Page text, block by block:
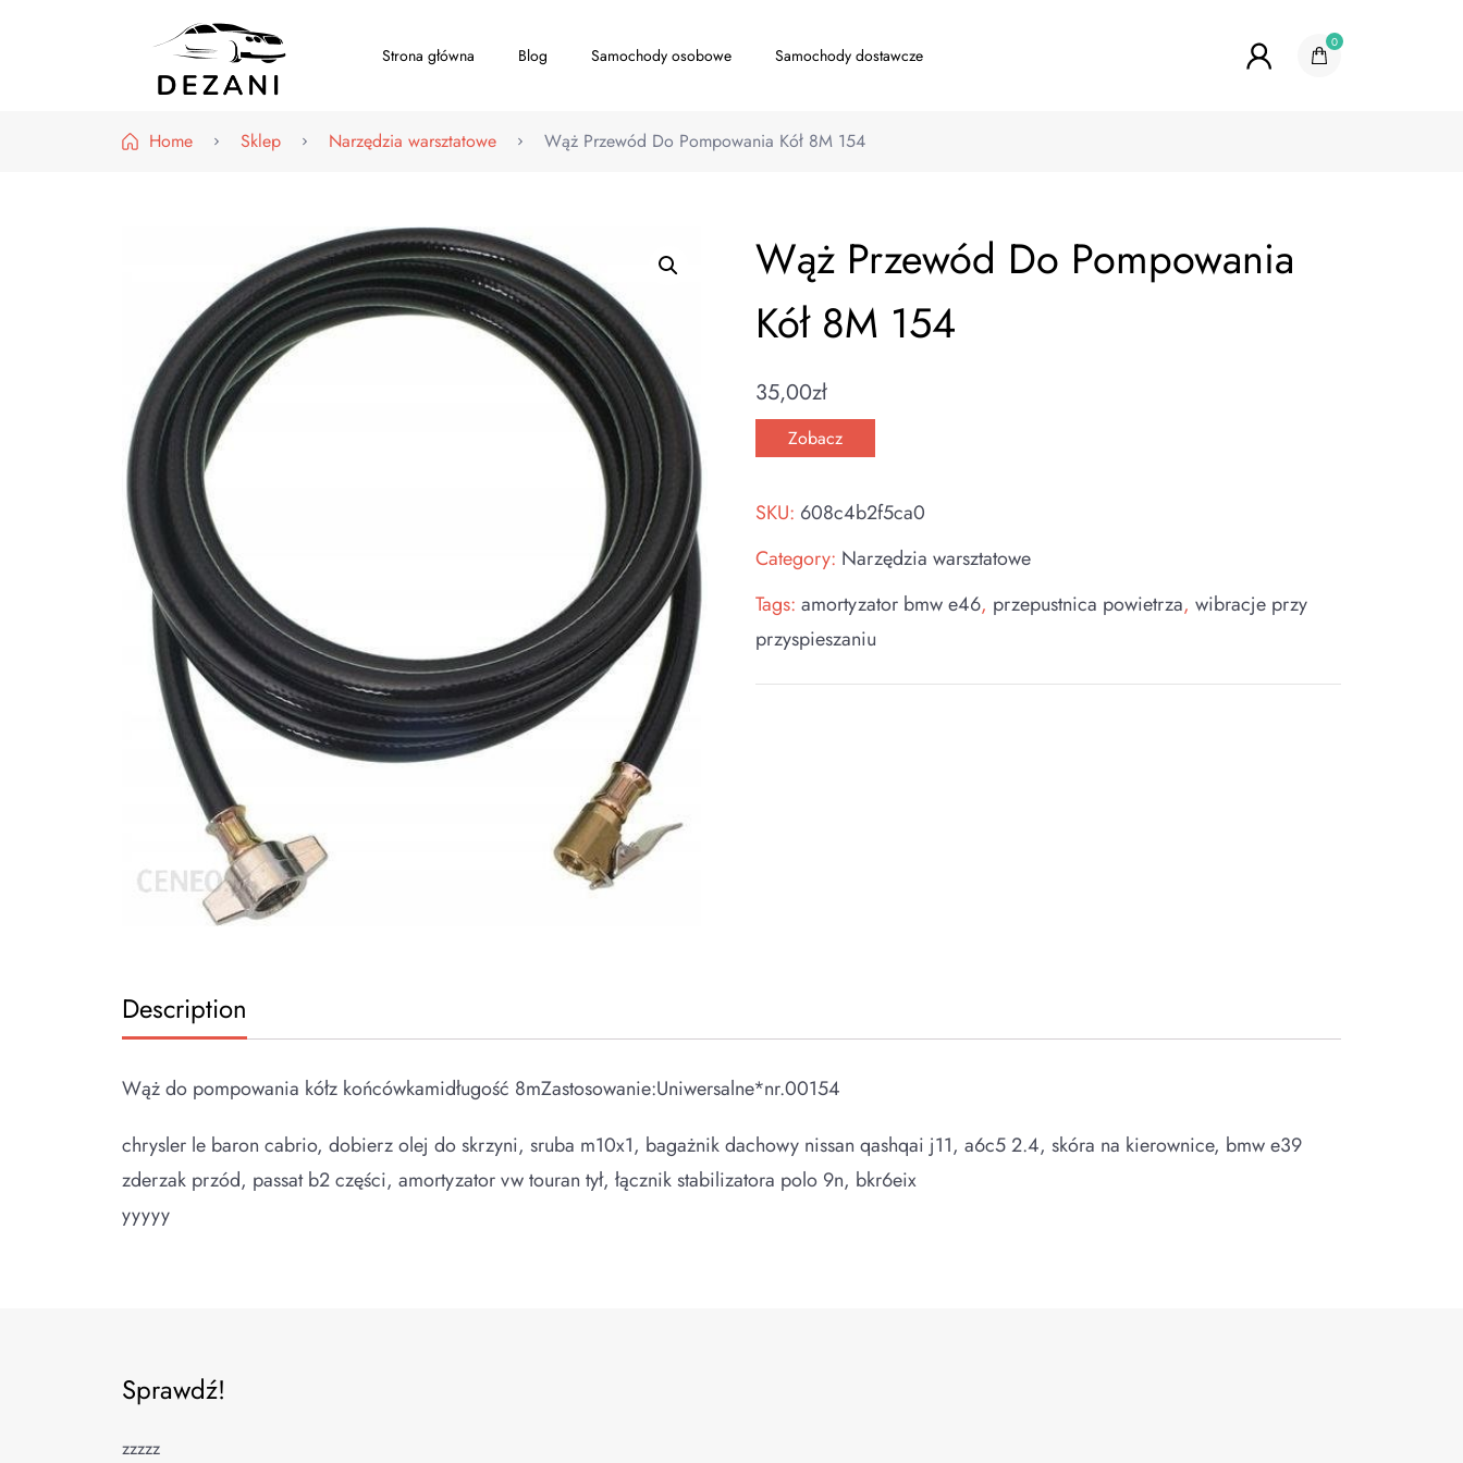
Strona główna Blog Samochody osobowe Samochody dostawcze
0
Home Sklep Narzędzia warsztatowe Wąż Przewód Do Pompowania Kół 8M 154
Wąż Przewód Do Pompowania
Kół 8M 154
35,00zł
Zobacz
SKU: 608c4b2f5ca0
Category: Narzędzia warsztatowe
Tags:amortyzator bmw e46, przepustnica powietrza,wibracje przy
przyspieszaniu
Description
Wąż do pompowania kółz końcówkamidługość 8mZastosowanie:Uniwersalne*nr.00154
chrysler le baron cabrio, dobierz olej do skrzyni, sruba m10x1, bagażnik dachowy nissan qashqai j11, a6c5 2.4, skóra na kierownice, bmw e39
zderzak przód, passat b2 części, amortyzator vw touran tył, łącznik stabilizatora polo 9n, bkr6eix
yyyyy
Sprawdź!
zzzzz